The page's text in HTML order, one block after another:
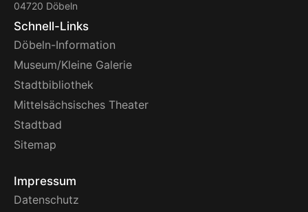
04720 Döbeln
Schnell-Links
Döbeln-Information
Museum/Kleine Galerie
Stadtbibliothek
Mittelsächsisches Theater
Stadtbad
Sitemap
Impressum
Datenschutz